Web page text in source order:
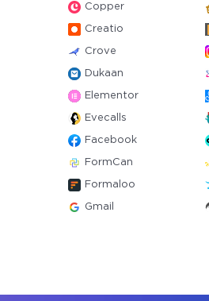
Copper
Creatio
Crove
Dukaan
Elementor
Evecalls
Facebook
FormCan
Formaloo
Gmail